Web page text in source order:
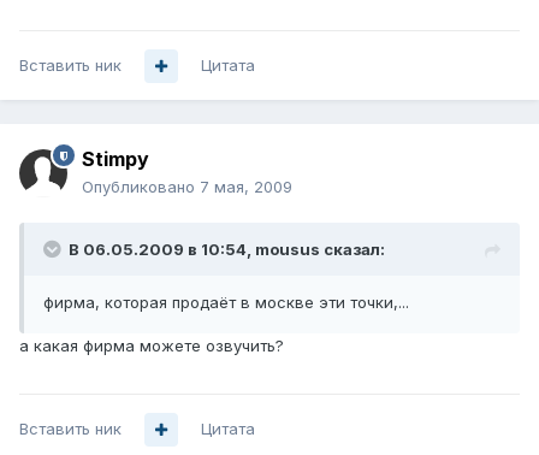
Вставить ник Цитата
Stimpy
Опубликовано 7 мая, 2009
В 06.05.2009 в 10:54, mousus сказал:
фирма, которая продаёт в москве эти точки,...
а какая фирма можете озвучить?
Вставить ник Цитата